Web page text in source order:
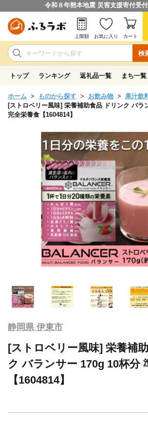
令和８年熊本地震 災害支援寄付受
検
上限額 お気に入り カート
トップ ランキング 返礼品一覧 まち一覧
ホーム ものから探す お飲み物
果汁飲
[ストロベリー風味] 栄養補助食品 ドリンク バラ
完全栄養食【1604814】
静岡県 伊東市
[ストロベリー風味] 栄養補
ク バランサー 170g 10杯分
【1604814】